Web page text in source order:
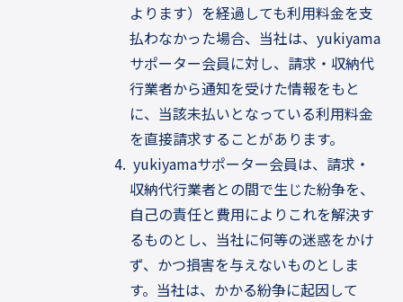
よります）を経過しても利用料金を支
払わなかった場合、当社は、yukiyama
サポーター会員に対し、請求・収納代
行業者から通知を受けた情報をもと
に、当該未払いとなっている利用料金
を直接請求することがあります。
yukiyamaサポーター会員は、請求・
収納代行業者との間で生じた紛争を、
自己の責任と費用によりこれを解決す
るものとし、当社に何等の迷惑をかけ
ず、かつ損害を与えないものとしま
す。当社は、かかる紛争に起因して